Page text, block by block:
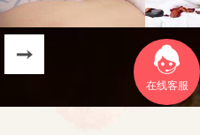
在线客服